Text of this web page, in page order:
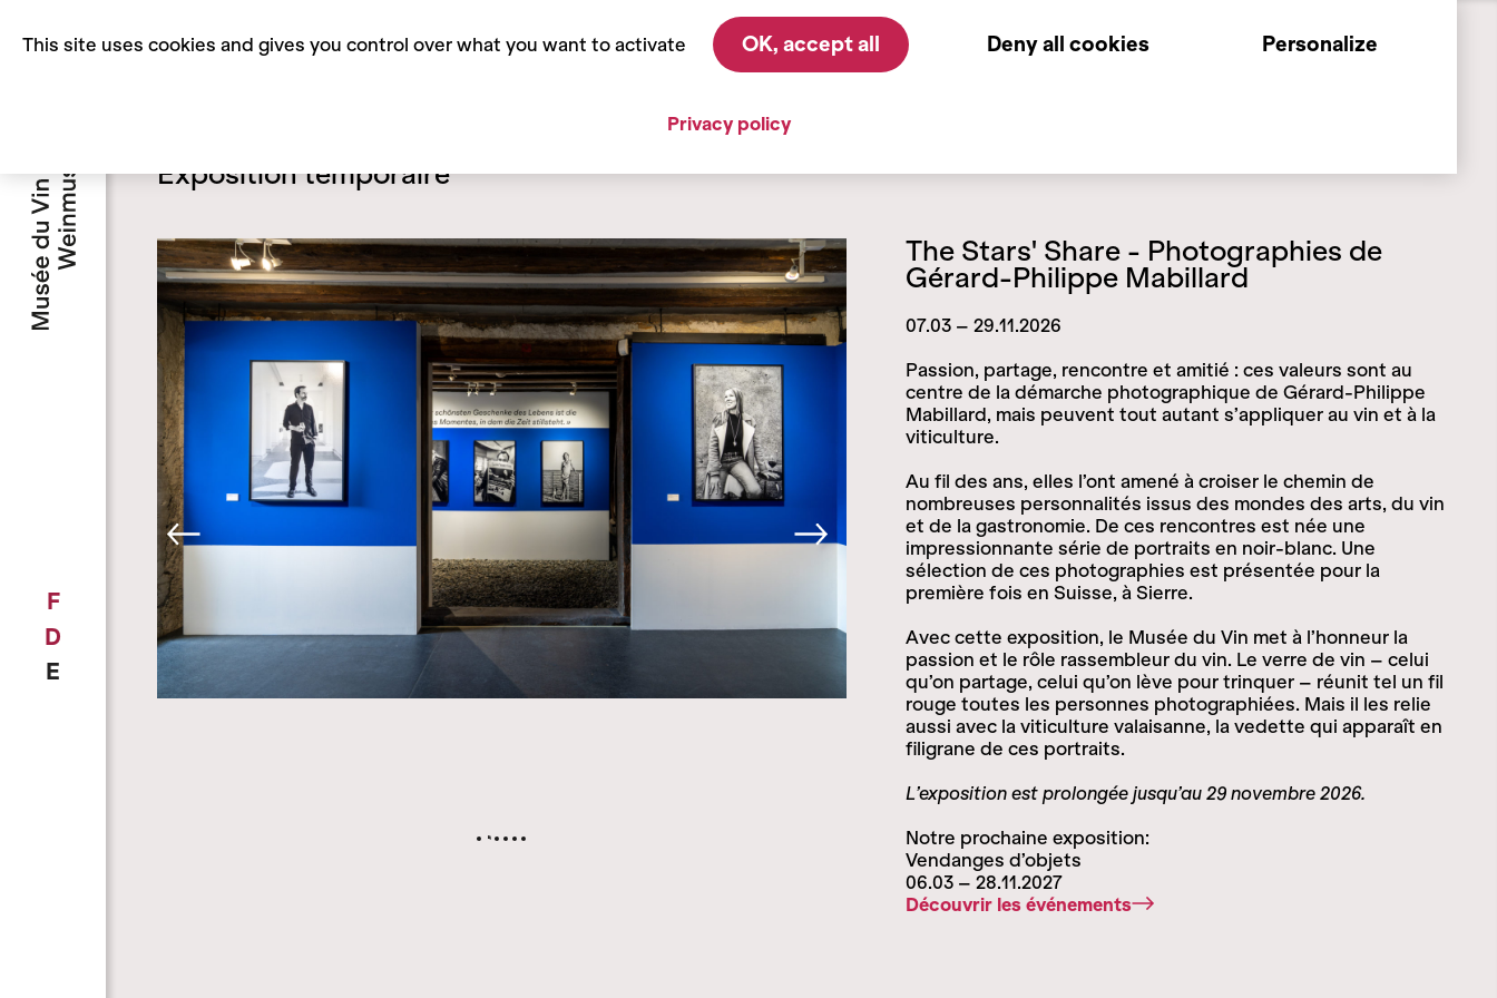
F
D
E
Exposition temporaire
The Stars' Share - Photographies de
Gérard-Philippe Mabillard
07.03 – 29.11.2026
Passion, partage, rencontre et amitié : ces valeurs sont au
centre de la démarche photographique de Gérard-Philippe
Mabillard, mais peuvent tout autant s’appliquer au vin et à la
viticulture.
Au fil des ans, elles l’ont amené à croiser le chemin de
nombreuses personnalités issus des mondes des arts, du vin
et de la gastronomie. De ces rencontres est née une
impressionnante série de portraits en noir-blanc. Une
sélection de ces photographies est présentée pour la
première fois en Suisse, à Sierre.
Avec cette exposition, le Musée du Vin met à l’honneur la
passion et le rôle rassembleur du vin. Le verre de vin – celui
qu’on partage, celui qu’on lève pour trinquer – réunit tel un fil
rouge toutes les personnes photographiées. Mais il les relie
aussi avec la viticulture valaisanne, la vedette qui apparaît en
filigrane de ces portraits.
L’exposition est prolongée jusqu’au 29 novembre 2026.
Notre prochaine exposition:
Vendanges d’objets
06.03 – 28.11.2027
Découvrir les événements
This site uses cookies and gives you control over what you want to activate OK, accept all Deny all cookies Personalize
Privacy policy